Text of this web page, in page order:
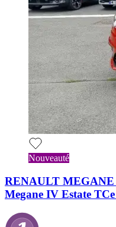
Nouveauté
RENAULT
Megane IV Estate